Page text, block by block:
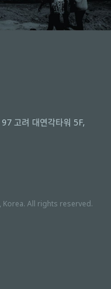
고려 대연각타워 5F,
All rights reserved.